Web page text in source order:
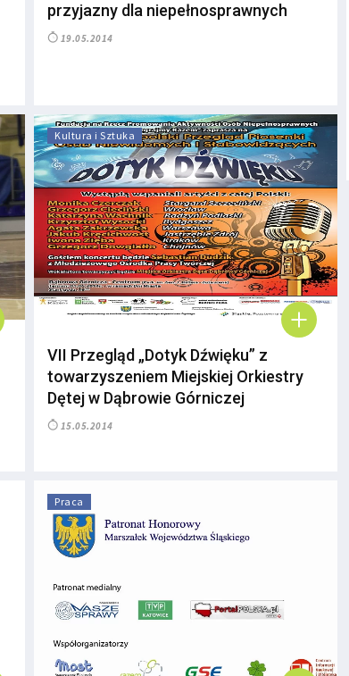
przyjazny dla niepełnosprawnych
19.05.2014
Kultura i Sztuka
VII Przegląd „Dotyk Dźwięku” z
towarzyszeniem Miejskiej Orkiestry
Dętej w Dąbrowie Górniczej
15.05.2014
Praca